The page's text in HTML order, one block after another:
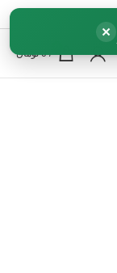
×
/
0 تومان